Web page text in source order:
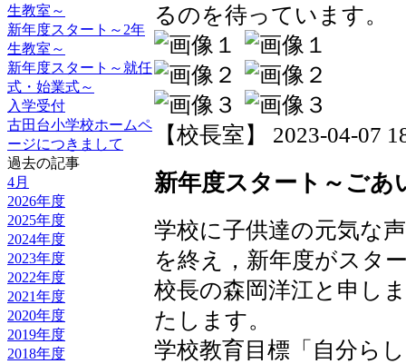
生教室～
新年度スタート～2年
生教室～
新年度スタート～就任
式・始業式～
入学受付
古田台小学校ホームペ
ージにつきまして
過去の記事
4月
2026年度
2025年度
2024年度
2023年度
2022年度
2021年度
2020年度
2019年度
2018年度
るのを待っています。
【校長室】 2023-04-07
新年度スタート～ごあ
学校に子供達の元気な
を終え，新年度がスタ
校長の森岡洋江と申し
たします。
学校教育目標「自分ら